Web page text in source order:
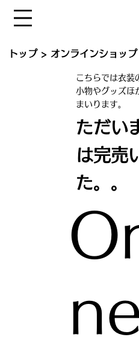
トップ> オンラインショップ
こちらでは衣装
小物やグッズほ
まいります。
ただい
は完売
た。。